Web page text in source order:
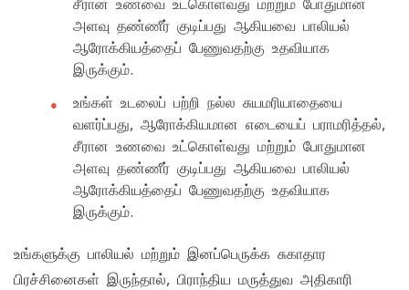
சீரான உணவை உட்கொள்வது மற்றும் போதுமான
அளவு தண்ணீர் குடிப்பது ஆகியவை பாலியல்
ஆரோக்கியத்தைப் பேணுவதற்கு உதவியாக
இருக்கும்.
உங்கள் உடலைப் பற்றி நல்ல சுயமரியாதையை
வளர்ப்பது, ஆரோக்கியமான எடையைப் பராமரித்தல்,
சீரான உணவை உட்கொள்வது மற்றும் போதுமான
அளவு தண்ணீர் குடிப்பது ஆகியவை பாலியல்
ஆரோக்கியத்தைப் பேணுவதற்கு உதவியாக
இருக்கும்.
உங்களுக்கு பாலியல் மற்றும் இனப்பெருக்க சுகாதார
பிரச்சினைகள் இருந்தால், பிராந்திய மருத்துவ அதிகாரி